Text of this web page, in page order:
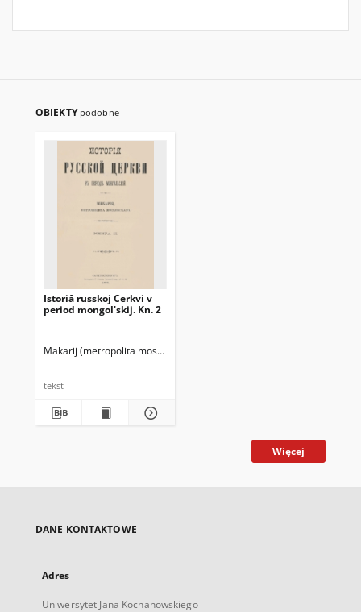
OBIEKTY podobne
Istoriâ russkoj Cerkvi v
period mongol'skij. Kn. 2
Makarij (metropolita moskiewski ; 1816-1882)
tekst
Więcej
DANE KONTAKTOWE
Adres
Uniwersytet Jana Kochanowskiego